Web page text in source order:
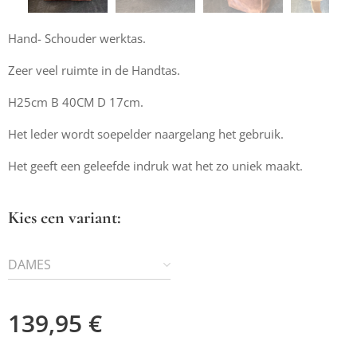
Hand- Schouder werktas.
Zeer veel ruimte in de Handtas.
H25cm B 40CM D 17cm.
Het leder wordt soepelder naargelang het gebruik.
Het geeft een geleefde indruk wat het zo uniek maakt.
Kies een variant:
DAMES
139,95 €